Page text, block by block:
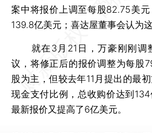
案中将报价上调至每股82.75美元
139.8亿美元；喜达屋董事会认为
就在3月21日，万豪刚刚调
议，将修正后的报价调整为每股
股为主，但较去年11月提出的最
现金支付比例，总收购价达到
最新报价又提高了6亿美元。